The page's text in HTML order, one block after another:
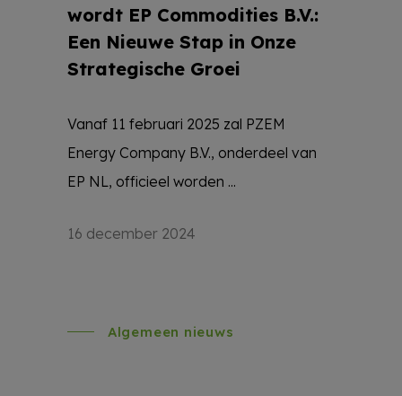
wordt EP Commodities B.V.:
Een Nieuwe Stap in Onze
Strategische Groei
Vanaf 11 februari 2025 zal PZEM
Energy Company B.V., onderdeel van
EP NL, officieel worden ...
16 december 2024
Algemeen nieuws